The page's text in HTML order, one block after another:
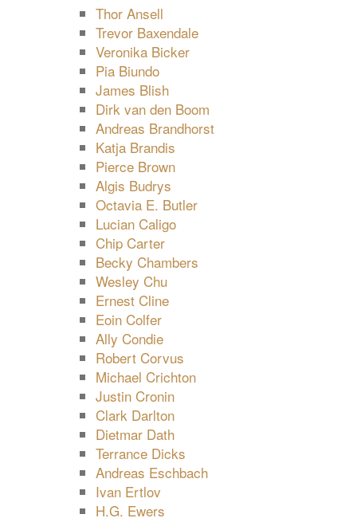
Thor Ansell
Trevor Baxendale
Veronika Bicker
Pia Biundo
James Blish
Dirk van den Boom
Andreas Brandhorst
Katja Brandis
Pierce Brown
Algis Budrys
Octavia E. Butler
Lucian Caligo
Chip Carter
Becky Chambers
Wesley Chu
Ernest Cline
Eoin Colfer
Ally Condie
Robert Corvus
Michael Crichton
Justin Cronin
Clark Darlton
Dietmar Dath
Terrance Dicks
Andreas Eschbach
Ivan Ertlov
H.G. Ewers